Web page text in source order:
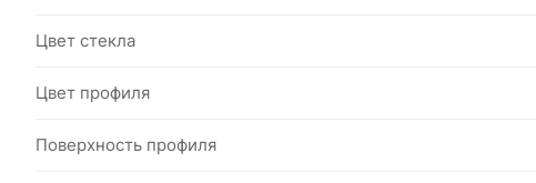
Цвет стекла
Цвет профиля
Поверхность профиля